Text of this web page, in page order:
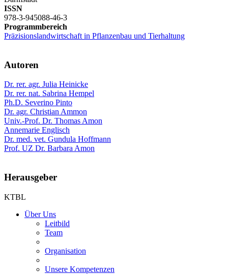
ISSN
978-3-945088-46-3
Programmbereich
Präzisionslandwirtschaft in Pflanzenbau und Tierhaltung
Autoren
Dr. rer. agr. Julia Heinicke
Dr. rer. nat. Sabrina Hempel
Ph.D. Severino Pinto
Dr. agr. Christian Ammon
Univ.-Prof. Dr. Thomas Amon
Annemarie Englisch
Dr. med. vet. Gundula Hoffmann
Prof. UZ Dr. Barbara Amon
Herausgeber
KTBL
Über Uns
Leitbild
Team
Organisation
Unsere Kompetenzen